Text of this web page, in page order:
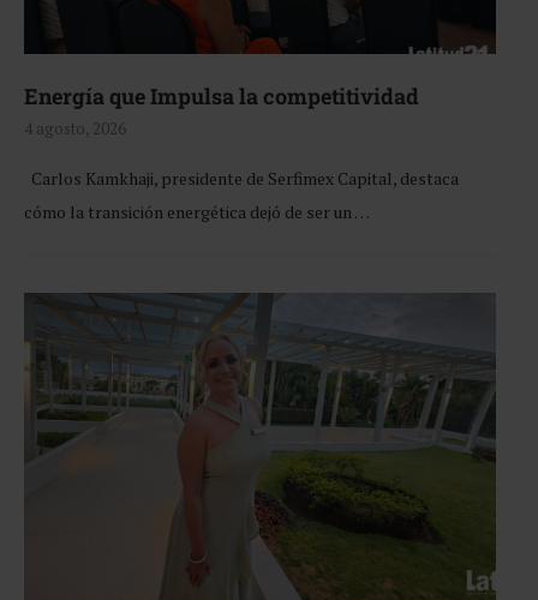
Energía que Impulsa la competitividad
4 agosto, 2026
Carlos Kamkhaji, presidente de Serfimex Capital, destaca
cómo la transición energética dejó de ser un …